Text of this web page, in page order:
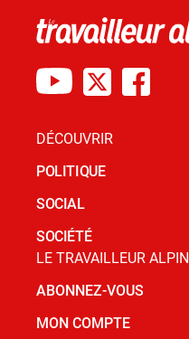
DÉCOUVRIR
POLITIQUE
SOCIAL
SOCIÉTÉ
LE TRAVAILLEUR ALPIN
ABONNEZ-VOUS
MON COMPTE